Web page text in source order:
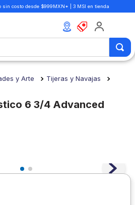
sin costo desde $999MXN* | 3 MSI en tienda
y Arte Tijeras y Navajas
6 3/4 Advanced